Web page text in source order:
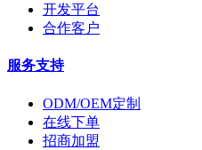
开发平台
合作客户
服务支持
ODM/OEM定制
在线下单
招商加盟